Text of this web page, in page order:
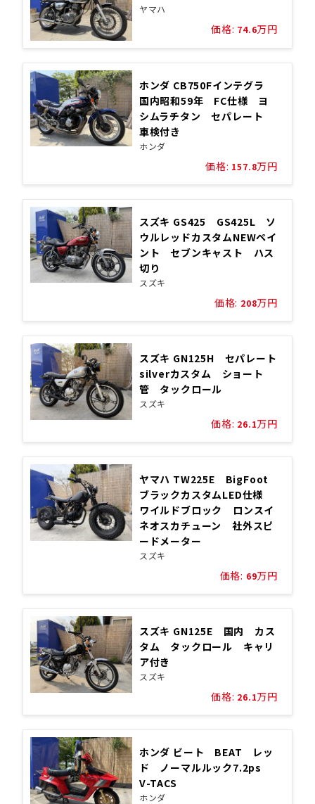
ヤマハ
価格: 74.6万円
ホンダ CB750Fインテグラ
国内昭和59年 FC仕様 ヨ
シムラチタン セパレート
車検付き
ホンダ
価格: 157.8万円
スズキ GS425 GS425L ソ
ウルレッドカスタムNEWペイ
ント セブンキャスト ハス
切り
スズキ
価格: 208万円
スズキ GN125H セパレート
silverカスタム ショート
管 タックロール
スズキ
価格: 26.1万円
ヤマハ TW225E BigFoot
ブラックカスタムLED仕様
ワイルドブロック ロンスイ
ネオスカチューン 社外スピ
ードメーター
スズキ
価格: 69万円
スズキ GN125E 国内 カス
タム タックロール キャリ
ア付き
スズキ
価格: 26.1万円
ホンダ ビート BEAT レッ
ド ノーマルルック7.2ps
V-TACS
ホンダ